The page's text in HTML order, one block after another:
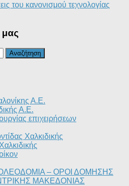
του κανονισμού τεχνολογίας
Α.Ε.
Α.Ε.
επιχειρήσεων
Χαλκιδικής
– ΟΡΟΙ ΔΟΜΗΣΗΣ
ΜΑΚΕΔΟΝΙΑΣ